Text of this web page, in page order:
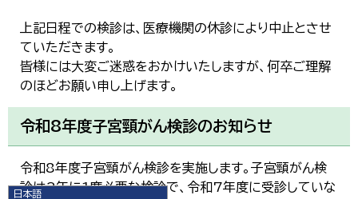
日本語
上記日程での検診は、医療機関の休診により中止とさせ
ていただきます。
皆様には大変ご迷惑をおかけいたしますが、何卒ご理解
のほどお願い申し上げます。
令和8年度子宮頸がん検診のお知らせ
令和8年度子宮頸がん検診を実施します。子宮頸がん検
診は2年に1度必要な検診で、令和7年度に受診していな